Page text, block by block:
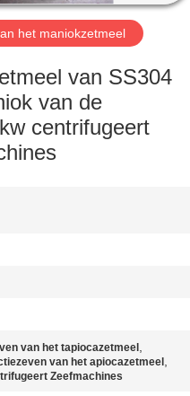
het maniokzetmeel
van SS304
van de
centrifugeert
van het tapiocazetmeel ,
van het apiocazetmeel ,
Zeefmachines